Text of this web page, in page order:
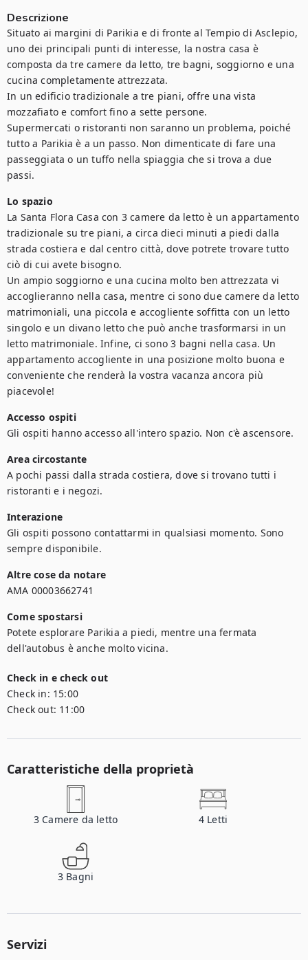
Descrizione
Situato ai margini di Parikia e di fronte al Tempio di Asclepio,
uno dei principali punti di interesse, la nostra casa è
composta da tre camere da letto, tre bagni, soggiorno e una
cucina completamente attrezzata.
In un edificio tradizionale a tre piani, offre una vista
mozzafiato e comfort fino a sette persone.
Supermercati o ristoranti non saranno un problema, poiché
tutto a Parikia è a un passo. Non dimenticate di fare una
passeggiata o un tuffo nella spiaggia che si trova a due
passi.
Lo spazio
La Santa Flora Casa con 3 camere da letto è un appartamento
tradizionale su tre piani, a circa dieci minuti a piedi dalla
strada costiera e dal centro città, dove potrete trovare tutto
ciò di cui avete bisogno.
Un ampio soggiorno e una cucina molto ben attrezzata vi
accoglieranno nella casa, mentre ci sono due camere da letto
matrimoniali, una piccola e accogliente soffitta con un letto
singolo e un divano letto che può anche trasformarsi in un
letto matrimoniale. Infine, ci sono 3 bagni nella casa. Un
appartamento accogliente in una posizione molto buona e
conveniente che renderà la vostra vacanza ancora più
piacevole!
Accesso ospiti
Gli ospiti hanno accesso all'intero spazio. Non c'è ascensore.
Area circostante
A pochi passi dalla strada costiera, dove si trovano tutti i
ristoranti e i negozi.
Interazione
Gli ospiti possono contattarmi in qualsiasi momento. Sono
sempre disponibile.
Altre cose da notare
AMA 00003662741
Come spostarsi
Potete esplorare Parikia a piedi, mentre una fermata
dell'autobus è anche molto vicina.
Check in e check out
Check in: 15:00
Check out: 11:00
Caratteristiche della proprietà
3 Camere da letto 4 Letti
3 Bagni
Servizi